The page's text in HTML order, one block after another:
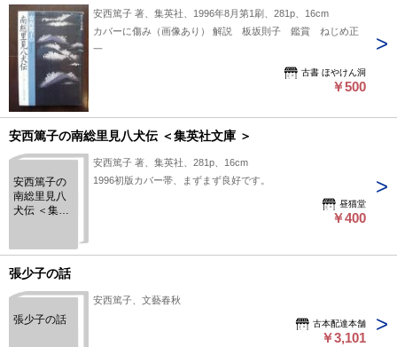
安西篤子 著、集英社、1996年8月第1刷、281p、16cm
カバーに傷み（画像あり） 解説 板坂則子 鑑賞 ねじめ正
一
古書 ほやけん洞
￥500
安西篤子の南総里見八犬伝 ＜集英社文庫 ＞
安西篤子の
南総里見八
犬伝 ＜集英
安西篤子 著、集英社、281p、16cm
1996初版カバー帯、まずまず良好です。
昼猫堂
￥400
張少子の話
張少子の話
安西篤子、文藝春秋
古本配達本舗
￥3,101